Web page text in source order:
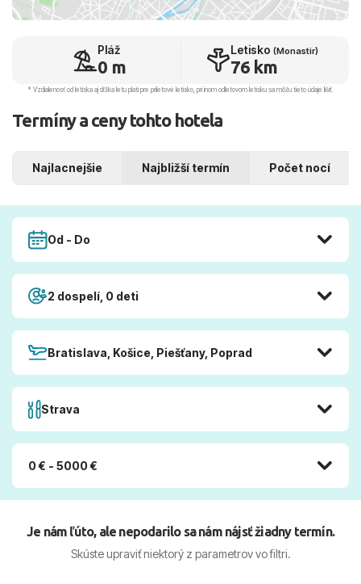
Pláž
0 m
Letisko (Monastir)
76 km
* Vzdialenosť od letiska aj dľžka letu platí pre príletové letisko, pri inom odletovom letisku sa môžu tieto údaje líšiť.
Termíny a ceny tohto hotela
Najlacnejšie Najbližší termín Počet nocí
Od - Do
2 dospelí, 0 deti
Bratislava, Košice, Piešťany, Poprad
Strava
0 € - 5000 €
Je nám ľúto, ale nepodarilo sa nám nájsť žiadny termín.
Skúste upraviť niektorý z parametrov vo filtri.